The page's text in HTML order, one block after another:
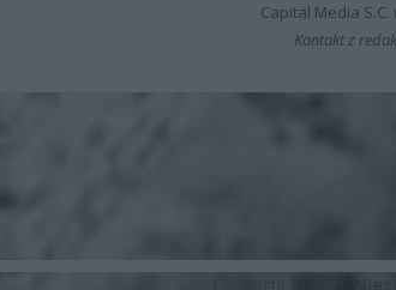
Capital Media
Kontakt z